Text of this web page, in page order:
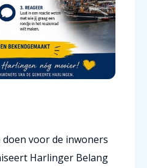
voor de inwoners
Harlinger Belang